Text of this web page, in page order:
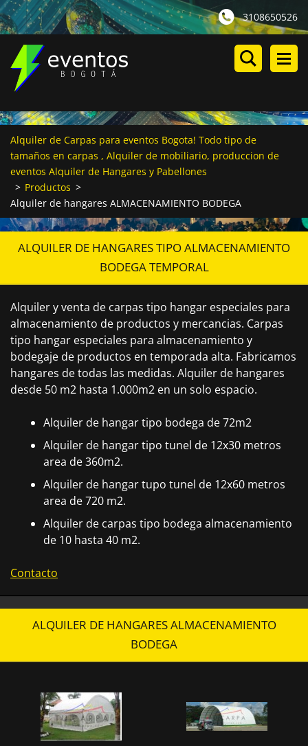
3108650526
Alquiler de Carpas para eventos Bogota! Todo tipo de
tamaños en carpas , Alquiler de mobiliario, produccion de
eventos Alquiler de Hangares y Pabellones
> Productos >
Alquiler de hangares ALMACENAMIENTO BODEGA
ALQUILER DE HANGARES TIPO ALMACENAMIENTO
BODEGA TEMPORAL
Alquiler y venta de carpas tipo hangar especiales para
almacenamiento de productos y mercancias. Carpas
tipo hangar especiales para almacenamiento y
bodegaje de productos en temporada alta. Fabricamos
hangares de todas las medidas. Alquiler de hangares
desde 50 m2 hasta 1.000m2 en un solo espacio.
Alquiler de hangar tipo bodega de 72m2
Alquiler de hangar tipo tunel de 12x30 metros
area de 360m2.
Alquiler de hangar tupo tunel de 12x60 metros
area de 720 m2.
Alquiler de carpas tipo bodega almacenamiento
de 10 hasta 40 m2.
Contacto
ALQUILER DE HANGARES ALMACENAMIENTO
BODEGA